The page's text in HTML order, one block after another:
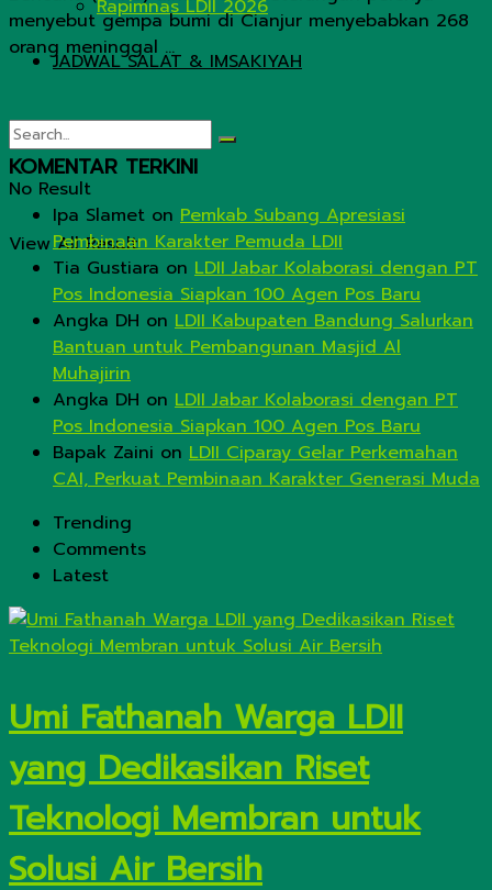
Rapimnas LDII 2026
JADWAL SALAT & IMSAKIYAH
No Result
View All Result
menyebut gempa bumi di Cianjur menyebabkan 268
orang meninggal ...
KOMENTAR TERKINI
Ipa Slamet on Pemkab Subang Apresiasi
Pembinaan Karakter Pemuda LDII
Tia Gustiara on LDII Jabar Kolaborasi dengan PT
Pos Indonesia Siapkan 100 Agen Pos Baru
Angka DH on LDII Kabupaten Bandung Salurkan
Bantuan untuk Pembangunan Masjid Al
Muhajirin
Angka DH on LDII Jabar Kolaborasi dengan PT
Pos Indonesia Siapkan 100 Agen Pos Baru
Bapak Zaini on LDII Ciparay Gelar Perkemahan
CAI, Perkuat Pembinaan Karakter Generasi Muda
Trending
Comments
Latest
Umi Fathanah Warga LDII
yang Dedikasikan Riset
Teknologi Membran untuk
Solusi Air Bersih